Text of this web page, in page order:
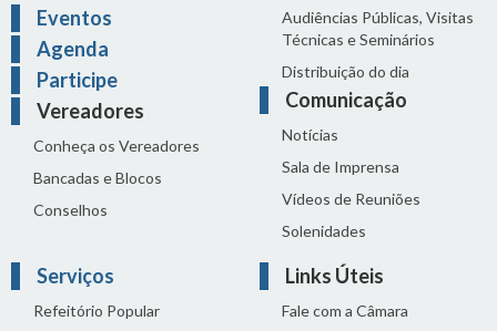
Eventos
Agenda
Participe
Vereadores
Conheça os Vereadores
Bancadas e Blocos
Conselhos
Audiências Públicas, Visitas
Técnicas e Seminários
Distribuição do dia
Comunicação
Notícias
Sala de Imprensa
Vídeos de Reuniões
Solenidades
Serviços
Refeitório Popular
Links Úteis
Fale com a Câmara